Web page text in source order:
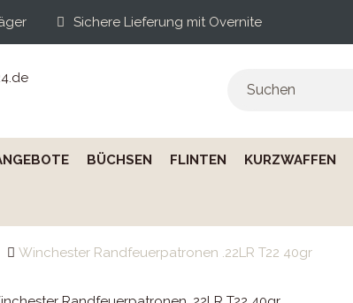
Sichere Lieferung mit Overnite
BÜCHSEN FLINTEN KURZWAFFEN
Winchester Randfeuerpatronen .22LR T22 40gr